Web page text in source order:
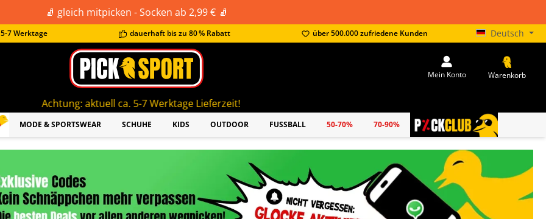
🧦 gleich mitpicken - Socken ab 2,99 € 🧦
7 Werktage dauerhaft bis zu 80 % Rabatt über 500.000 zufriedene Kunden Deutsch
aktuell ca. 5-7 Werktage Lieferzeit!
Mein Konto Warenkorb
MODE & SPORTSWEAR SCHUHE KIDS OUTDOOR FUSSBALL 50-70% 70-90% PICKCLUB